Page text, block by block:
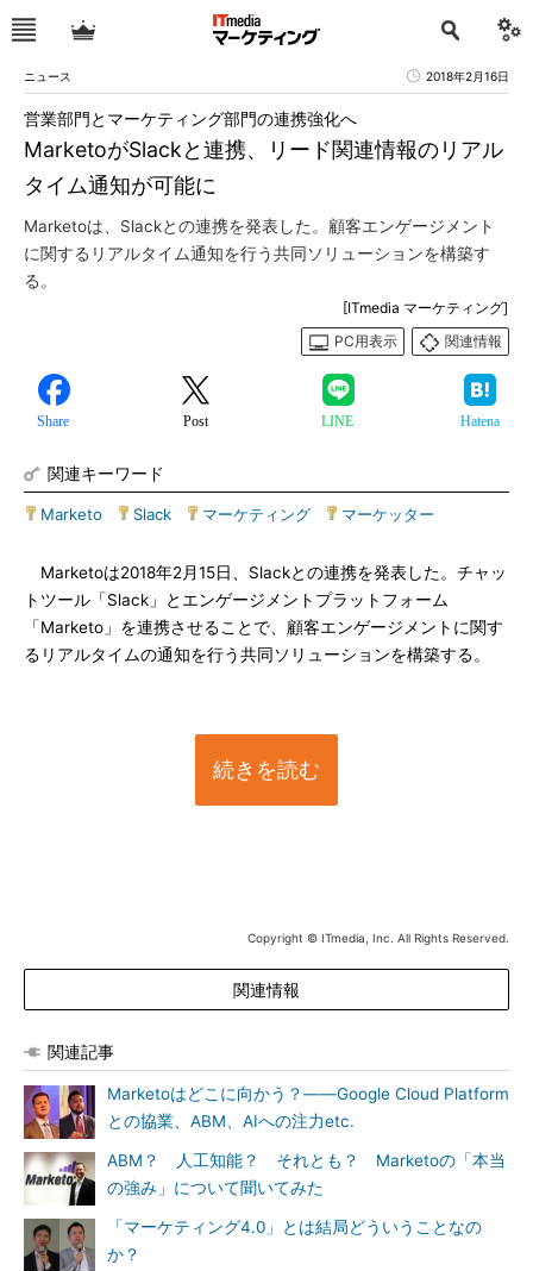
ニュース 2018年2月16日
MarketoがSlackと連携、リード関連情報のリアル
タイム通知が可能に
営業部門とマーケティング部門の連携強化へ
Marketoは、Slackとの連携を発表した。顧客エンゲージメント
に関するリアルタイム通知を行う共同ソリューションを構築す
る。
[ITmedia マーケティング]
PC用表示
関連情報
Share Post LINE Hatena
関連キーワード
Marketo Slack マーケティング マーケッター
Marketoは2018年2月15日、Slackとの連携を発表した。チャッ
トツール「Slack」とエンゲージメントプラットフォーム
「Marketo」を連携させることで、顧客エンゲージメントに関す
るリアルタイムの通知を行う共同ソリューションを構築する。
続きを読む
Copyright © ITmedia, Inc. All Rights Reserved.
関連情報
関連記事
Marketoはどこに向かう？――Google Cloud Platform
との協業、ABM、AIへの注力etc.
ABM？ 人工知能？ それとも？ Marketoの「本当
の強み」について聞いてみた
「マーケティング4.0」とは結局どういうことなの
か？